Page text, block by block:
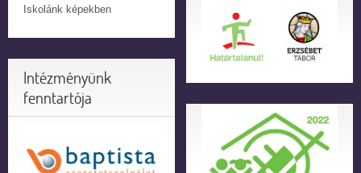
Iskolánk képekben
Intézményünk
fenntartója